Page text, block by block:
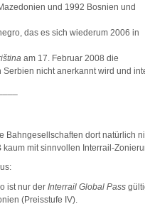
und 1992 Bosnien und
das es sich wiederum 2006 in
am 17. Februar 2008 die
nicht anerkannt wird und
dort natürlich
mit sinnvollen Interrail-
ist nur der Interrail Global Pass
(Preisstufe IV).